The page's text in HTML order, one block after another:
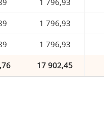
1 796,93
1 796,93
1 796,93
17 902,45